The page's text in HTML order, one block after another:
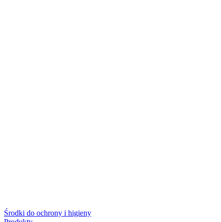
Środki do ochrony i higieny